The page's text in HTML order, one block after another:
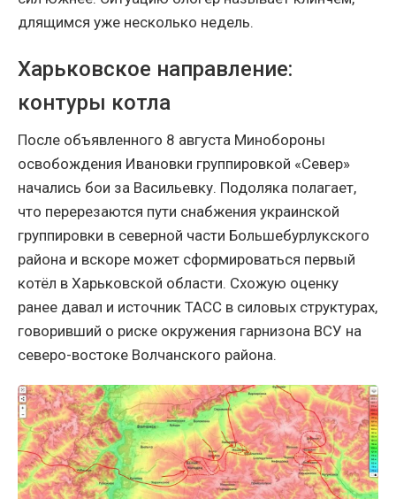
длящимся уже несколько недель.
Харьковское направление:
контуры котла
После объявленного 8 августа Минобороны
освобождения Ивановки группировкой «Север»
начались бои за Васильевку. Подоляка полагает,
что перерезаются пути снабжения украинской
группировки в северной части Большебурлукского
района и вскоре может сформироваться первый
котёл в Харьковской области. Схожую оценку
ранее давал и источник ТАСС в силовых структурах,
говоривший о риске окружения гарнизона ВСУ на
северо-востоке Волчанского района.